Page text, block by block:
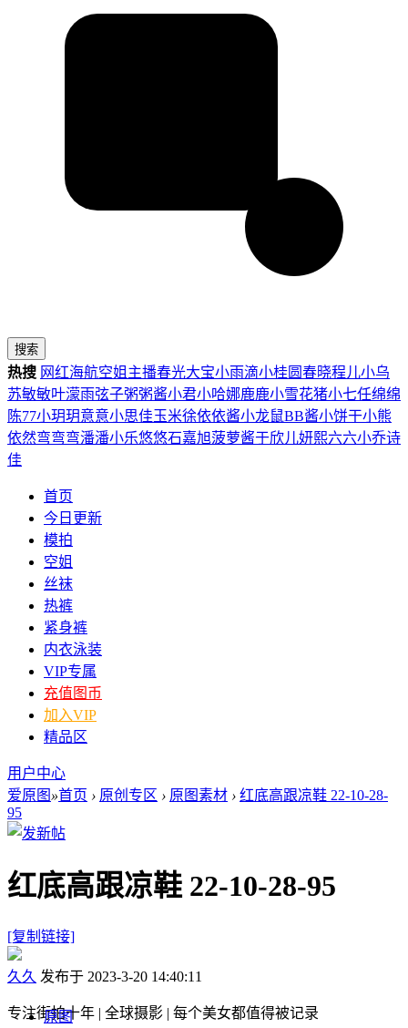
搜索
热搜 网红海航空姐 主播春光大宝小雨滴小桂圆春晓程儿小乌
苏敏敏叶濛雨弦子粥粥酱小君小哈娜鹿鹿小雪花猪小七任绵绵
陈77小玥玥意意小思佳玉米徐依依酱小龙鼠BB酱小饼干小熊
依然弯弯弯潘潘小乐悠悠石嘉旭菠萝酱于欣儿妍熙六六小乔诗
佳
首页
今日更新
模拍
空姐
丝袜
热裤
紧身裤
内衣泳装
VIP专属
充值图币
加入VIP
精品区
用户中心
爱原图 »首页 › 原创专区 › 原图素材 › 红底高跟凉鞋 22-10-28-
95
红底高跟凉鞋 22-10-28-95
[复制链接]
久久 发布于 2023-3-20 14:40:11
专注街拍十年 | 全球摄影 | 每个美女都值得被记录
原图